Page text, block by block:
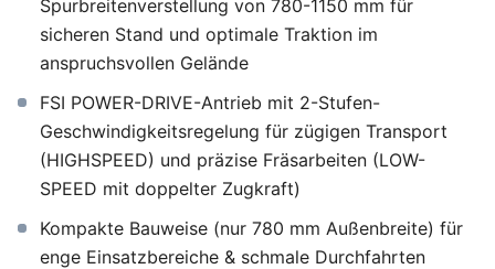
Spurbreitenverstellung von 780-1150 mm für
sicheren Stand und optimale Traktion im
anspruchsvollen Gelände
FSI POWER-DRIVE-Antrieb mit 2-Stufen-
Geschwindigkeitsregelung für zügigen Transport
(HIGHSPEED) und präzise Fräsarbeiten (LOW-
SPEED mit doppelter Zugkraft)
Kompakte Bauweise (nur 780 mm Außenbreite) für
enge Einsatzbereiche & schmale Durchfahrten